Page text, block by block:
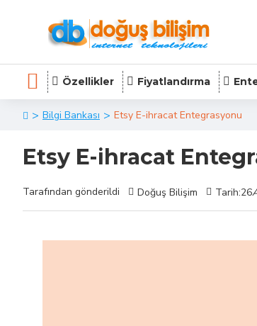
Özellikler Fiyatlandırma
Bilgi Bankası Etsy E-ihracat Entegrasyonu
Etsy E-ihracat
Tarafından gönderildi Doğuş Bilişim Tarih:26